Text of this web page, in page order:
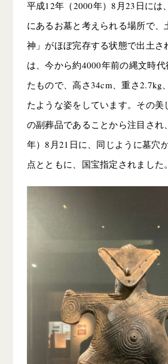
平成12年（2000年）8月23日には
にあるお墓と考えられる場所で、
神」がほぼ完存する状態で出土さ
は、今から約4000年前の縄文時
たもので、高さ34cm、重さ2.7kg
たような姿をしています。その美
の副葬品であることから注目され
年）8月21日に、同じように墓穴
点とともに、国宝指定されました。